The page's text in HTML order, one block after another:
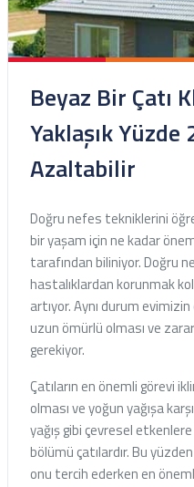
Beyaz Bir Çatı
Yaklaşık Yüzde
Azaltabilir
Doğru nefes tekniklerini
bir yaşam için ne kadar
tarafından biliniyor. Doğru
hastalıklardan korunmak
artıyor. Aynı durum evimizin
uzun ömürlü olması ve
gerekiyor.
Çatıların en önemli görevi
olması ve yoğun yağışa
yağış gibi çevresel
bölümü çatılardır. Bu yüzden
onu tercih ederken en